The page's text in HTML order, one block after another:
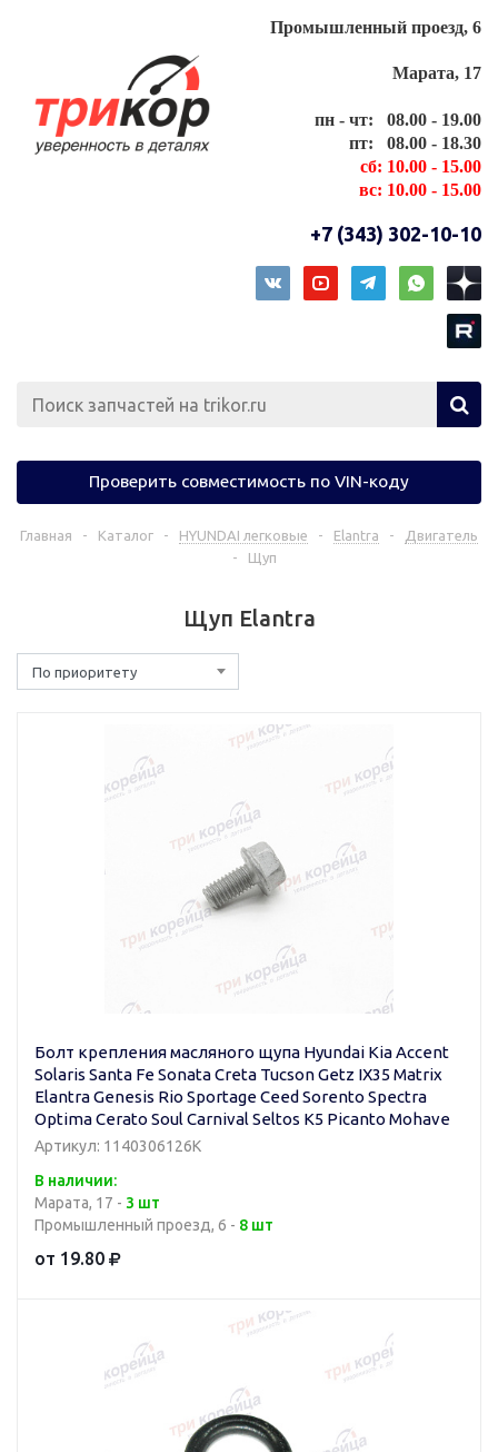
Промышленный проезд, 6
Марата, 17
пн - чт: 08.00 - 19.00
пт: 08.00 - 18.30
сб: 10.00 - 15.00
вс: 10.00 - 15.00
+7 (343) 302-10-10
Проверить совместимость по VIN-коду
Главная - Каталог - HYUNDAI легковые - Elantra -
Двигатель
-
Щуп
Щуп Elantra
По приоритету
Болт крепления масляного щупа Hyundai Kia Accent
Solaris Santa Fe Sonata Creta Tucson Getz IX35 Matrix
Elantra Genesis Rio Sportage Ceed Sorento Spectra
Optima Cerato Soul Carnival Seltos K5 Picanto Mohave
Артикул: 1140306126K
В наличии:
Марата, 17 - 3 шт
Промышленный проезд, 6 - 8 шт
от 19.80